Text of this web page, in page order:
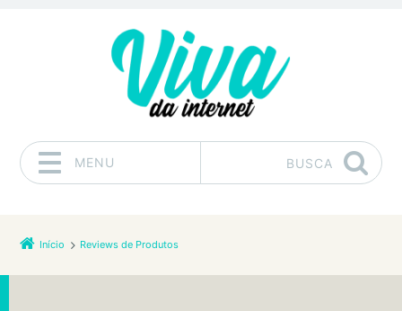
MENU BUSCA
Início Reviews de Produtos